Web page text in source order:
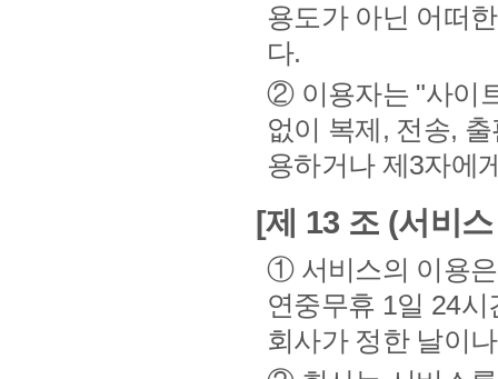
용도가 아닌 어떠
다.
② 이용자는 "사이
없이 복제, 전송,
용하거나 제3자에
[제 13 조 (서비
① 서비스의 이용
연중무휴 1일 24
회사가 정한 날이